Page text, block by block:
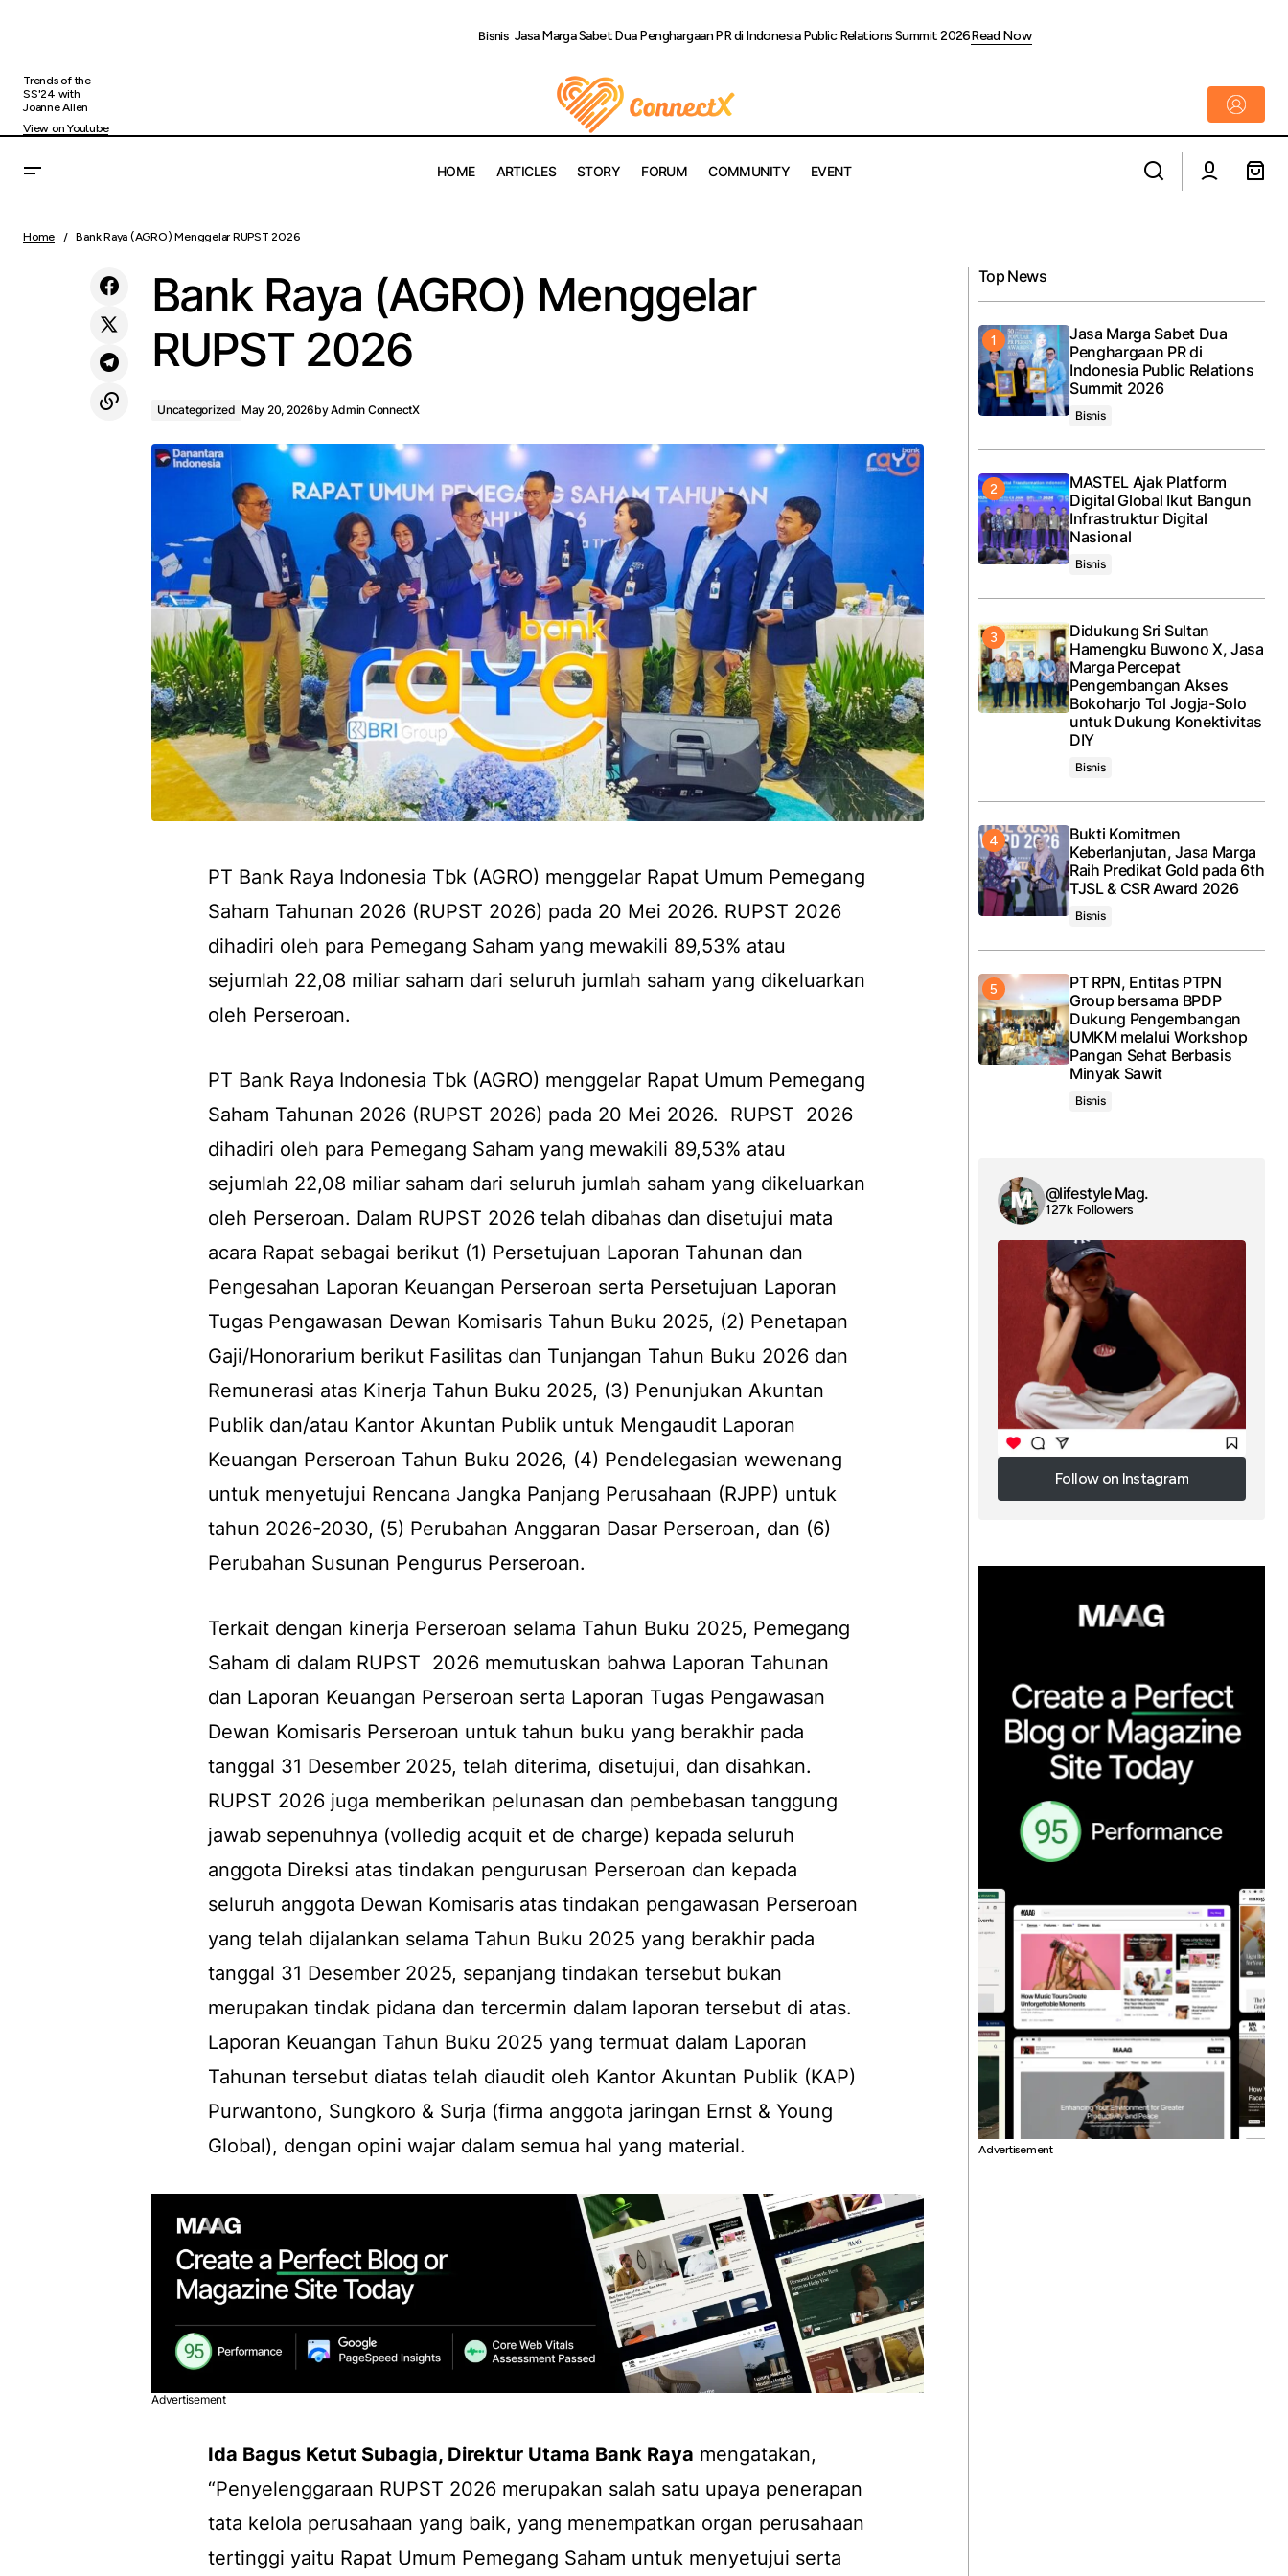
Bisnis Jasa Marga Sabet Dua Penghargaan PR di Indonesia Public Relations Summit 2026Read Now
Trends of the
SS'24 with
Joanne Allen
View on Youtube
HOME ARTICLES STORY FORUM COMMUNITY EVENT
Gelar RUPST Tahun Buku 2025, Jasa
Marga Tebar Dividen Rp1,1 Triliun
Home Bank Raya (AGRO) Menggelar RUPST 2026
Bank Raya (AGRO) Menggelar
RUPST 2026
Uncategorized May 20, 2026byAdmin ConnectX
PT Bank Raya Indonesia Tbk (AGRO) menggelar Rapat Umum Pemegang
Saham Tahunan 2026 (RUPST 2026) pada 20 Mei 2026. RUPST 2026
dihadiri oleh para Pemegang Saham yang mewakili 89,53% atau
sejumlah 22,08 miliar saham dari seluruh jumlah saham yang dikeluarkan
oleh Perseroan.
PT Bank Raya Indonesia Tbk (AGRO) menggelar Rapat Umum Pemegang
Saham Tahunan 2026 (RUPST 2026) pada 20 Mei 2026. RUPST 2026
dihadiri oleh para Pemegang Saham yang mewakili 89,53% atau
sejumlah 22,08 miliar saham dari seluruh jumlah saham yang dikeluarkan
oleh Perseroan. Dalam RUPST 2026 telah dibahas dan disetujui mata
acara Rapat sebagai berikut (1) Persetujuan Laporan Tahunan dan
Pengesahan Laporan Keuangan Perseroan serta Persetujuan Laporan
Tugas Pengawasan Dewan Komisaris Tahun Buku 2025, (2) Penetapan
Gaji/Honorarium berikut Fasilitas dan Tunjangan Tahun Buku 2026 dan
Remunerasi atas Kinerja Tahun Buku 2025, (3) Penunjukan Akuntan
Publik dan/atau Kantor Akuntan Publik untuk Mengaudit Laporan
Keuangan Perseroan Tahun Buku 2026, (4) Pendelegasian wewenang
untuk menyetujui Rencana Jangka Panjang Perusahaan (RJPP) untuk
tahun 2026-2030, (5) Perubahan Anggaran Dasar Perseroan, dan (6)
Perubahan Susunan Pengurus Perseroan.
Terkait dengan kinerja Perseroan selama Tahun Buku 2025, Pemegang
Saham di dalam RUPST 2026 memutuskan bahwa Laporan Tahunan
dan Laporan Keuangan Perseroan serta Laporan Tugas Pengawasan
Dewan Komisaris Perseroan untuk tahun buku yang berakhir pada
tanggal 31 Desember 2025, telah diterima, disetujui, dan disahkan.
RUPST 2026 juga memberikan pelunasan dan pembebasan tanggung
jawab sepenuhnya (volledig acquit et de charge) kepada seluruh
anggota Direksi atas tindakan pengurusan Perseroan dan kepada
seluruh anggota Dewan Komisaris atas tindakan pengawasan Perseroan
yang telah dijalankan selama Tahun Buku 2025 yang berakhir pada
tanggal 31 Desember 2025, sepanjang tindakan tersebut bukan
merupakan tindak pidana dan tercermin dalam laporan tersebut di atas.
Laporan Keuangan Tahun Buku 2025 yang termuat dalam Laporan
Tahunan tersebut diatas telah diaudit oleh Kantor Akuntan Publik (KAP)
Purwantono, Sungkoro & Surja (firma anggota jaringan Ernst & Young
Global), dengan opini wajar dalam semua hal yang material.
Advertisement
Ida Bagus Ketut Subagia, Direktur Utama Bank Raya mengatakan,
“Penyelenggaraan RUPST 2026 merupakan salah satu upaya penerapan
tata kelola perusahaan yang baik, yang menempatkan organ perusahaan
tertinggi yaitu Rapat Umum Pemegang Saham untuk menyetujui serta
Top News
Jasa Marga Sabet Dua
Penghargaan PR di
Indonesia Public Relations
Summit 2026
Bisnis
MASTEL Ajak Platform
Digital Global Ikut Bangun
Infrastruktur Digital
Nasional
Bisnis
Didukung Sri Sultan
Hamengku Buwono X, Jasa
Marga Percepat
Pengembangan Akses
Bokoharjo Tol Jogja-Solo
untuk Dukung Konektivitas
DIY
Bisnis
Bukti Komitmen
Keberlanjutan, Jasa Marga
Raih Predikat Gold pada 6th
TJSL & CSR Award 2026
Bisnis
PT RPN, Entitas PTPN
Group bersama BPDP
Dukung Pengembangan
UMKM melalui Workshop
Pangan Sehat Berbasis
Minyak Sawit
Bisnis
@lifestyle Mag.
127k Followers
Follow on Instagram
Follow on Instagram
Advertisement